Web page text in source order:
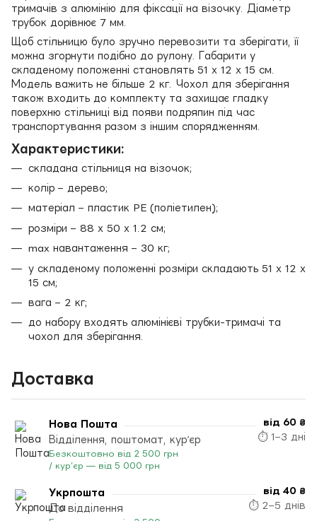
тримачів з алюмінію для фіксації на візочку. Діаметр
трубок дорівнює 7 мм.
Щоб стільницю було зручно перевозити та зберігати, її
можна згорнути подібно до рулону. Габарити у
складеному положенні становлять 51 х 12 х 15 см.
Модель важить не більше 2 кг. Чохол для зберігання
також входить до комплекту та захищає гладку
поверхню стільниці від появи подряпин під час
транспортування разом з іншим спорядженням.
Характеристики:
складана стільниця на візочок;
колір – дерево;
матеріал – пластик PE (поліетилен);
розміри – 88 х 50 х 1.2 см;
max навантаження – 30 кг;
у складеному положенні розміри складають 51 х 12 х
15 см;
вага – 2 кг;
до набору входять алюмінієві трубки-тримачі та
чохол для зберігання.
Доставка
Нова Пошта
Відділення, поштомат, кур’єр
Безкоштовно від 2 500 грн
/ кур’єр — від 5 000 грн
від 60 ₴
⏱ 1–3 дні
Укрпошта
До відділення
від 40 ₴
⏱ 2–5 днів